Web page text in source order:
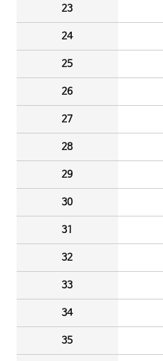
23
24
25
26
27
28
29
30
31
32
33
34
35